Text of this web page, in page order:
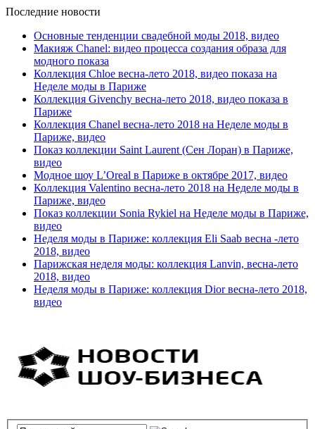
Последние новости
Основные тенденции свадебной моды 2018, видео
Макияж Chanel: видео процесса создания образа для
модного показа
Коллекция Chloe весна-лето 2018, видео показа на
Неделе моды в Париже
Коллекция Givenchy весна-лето 2018, видео показа в
Париже
Коллекция Chanel весна-лето 2018 на Неделе моды в
Париже, видео
Показ коллекции Saint Laurent (Сен Лоран) в Париже,
видео
Модное шоу L’Oreal в Париже в октябре 2017, видео
Коллекция Valentino весна-лето 2018 на Неделе моды в
Париже, видео
Показ коллекции Sonia Rykiel на Неделе моды в Париже,
видео
Неделя моды в Париже: коллекция Eli Saab весна -лето
2018, видео
Парижская неделя моды: коллекция Lanvin, весна-лето
2018, видео
Неделя моды в Париже: коллекция Dior весна-лето 2018,
видео